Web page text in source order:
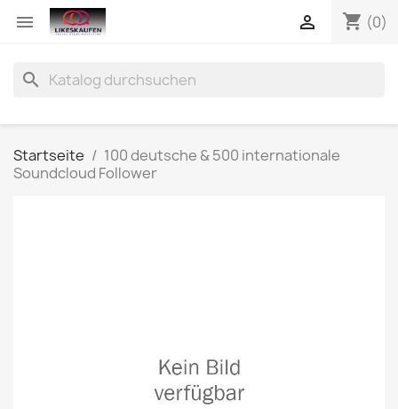
 shopping_cart (0)

search
Startseite
100 deutsche & 500 internationale
Soundcloud Follower